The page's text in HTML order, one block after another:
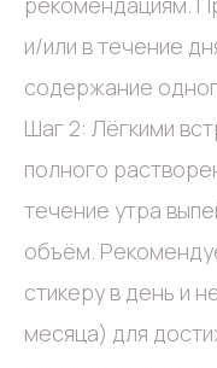
и/или в течение
содержание
Шаг 2: Лёгкими
полного
течение утра
объём.
стикеру в день и
месяца) для